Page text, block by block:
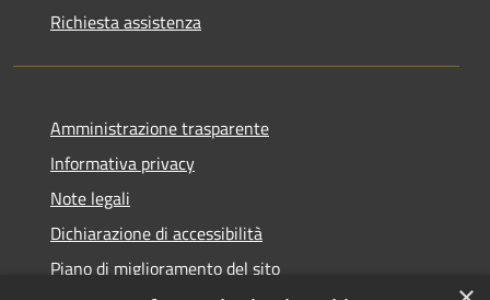
Richiesta assistenza
Amministrazione trasparente
Informativa privacy
Note legali
Dichiarazione di accessibilità
Piano di miglioramento del sito